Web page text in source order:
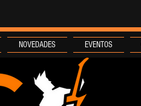
NOVEDADES EVENTOS